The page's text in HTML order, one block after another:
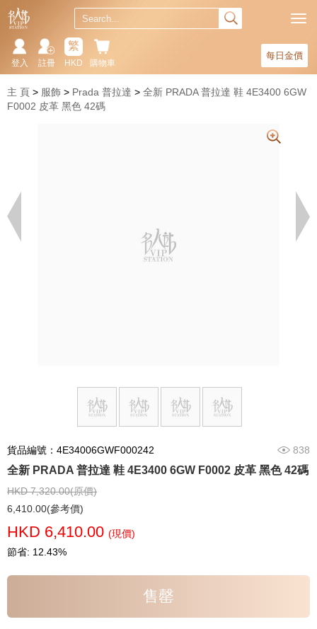
每日金價
購物車
繁
HKD
註冊
登入
主 頁 服飾 Prada 普拉達
全新 PRADA 普拉達 鞋 4E3400 6GW
F0002 皮革 黑色 42碼
貨品編號：4E34006GWF000242 838
全新 PRADA 普拉達 鞋 4E3400 6GW F0002 皮革 黑色 42碼
HKD 7,320.00(原價)
6,410.00(參考價)
HKD 6,410.00 (現價)
節省: 12.43%
售罄